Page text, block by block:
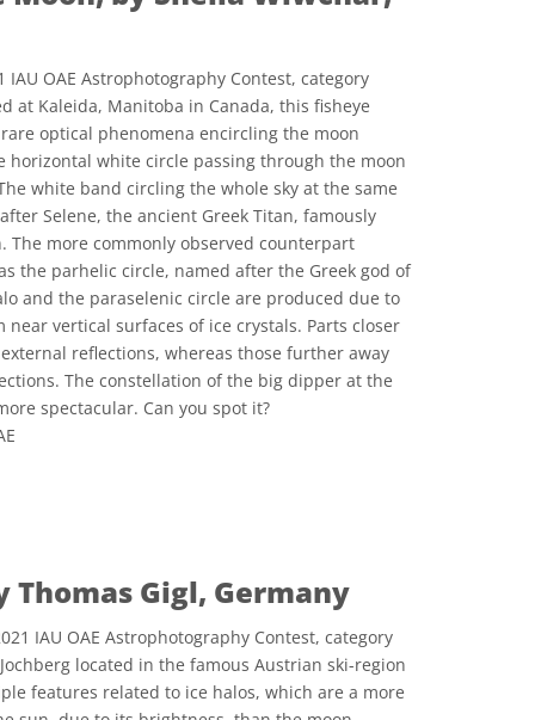
IAU OAE Astrophotography Contest, category
at Kaleida, Manitoba in Canada, this fisheye
optical phenomena encircling the moon
horizontal white circle passing through the moon
white band circling the whole sky at the same
Selene, the ancient Greek Titan, famously
The more commonly observed counterpart
the parhelic circle, named after the Greek god of
and the paraselenic circle are produced due to
vertical surfaces of ice crystals. Parts closer
reflections, whereas those further away
The constellation of the big dipper at the
spectacular. Can you spot it?
Attribution 4.0 International (CC BY 4.0) ícones
Thomas Gigl, Germany
IAU OAE Astrophotography Contest, category
located in the famous Austrian ski-region
features related to ice halos, which are a more